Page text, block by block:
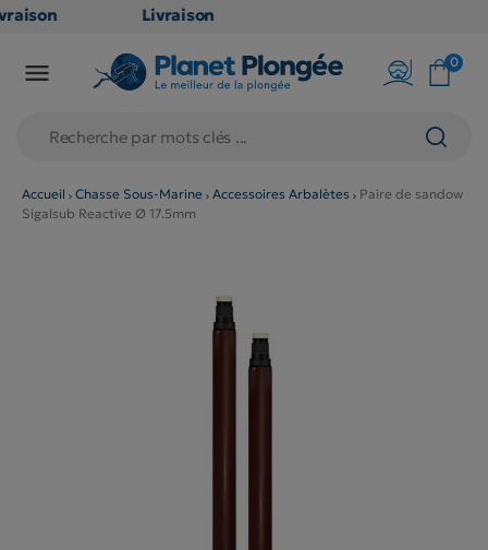
Livraison
en point
79€
(hors
produits
 0
Accueil Chasse Sous-Marine Accessoires Arbalètes
Paire de sandow
Sigalsub Reactive Ø 17.5mm